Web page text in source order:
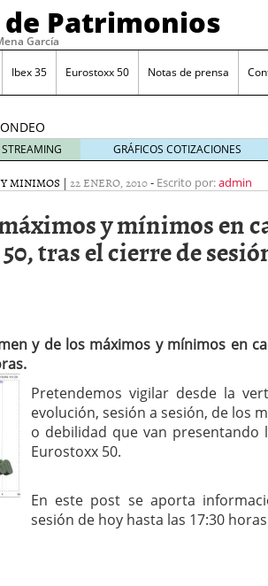
Patrimonios
García
Ibex 35 Eurostoxx 50 Notas de prensa
LA
VALORES
y vender divisas con eToro
DIARIO IBEX35. Distancia de los valores
Se constata progresivo alejamiento
28, 2013
sobre IBEX35. SISM?METROS.
tienen recorrido adicional
mayo 24, 2013
SOBRE IBEX35. TERMOMETROS.
la zona de sobreventa y entonces si se
interesante
GRÁFICOS COTIZACIONES
MINIMOS | 22 ENERO, 2010- Escrito por:admin
y mínimos en
tras el cierre de
y de los máximos y mínimos en
Pretendemos vigilar desde la
evolución, sesión a sesión, de los
o debilidad que van
Eurostoxx 50.
En este post se aporta
sesión de hoy hasta las 17:30